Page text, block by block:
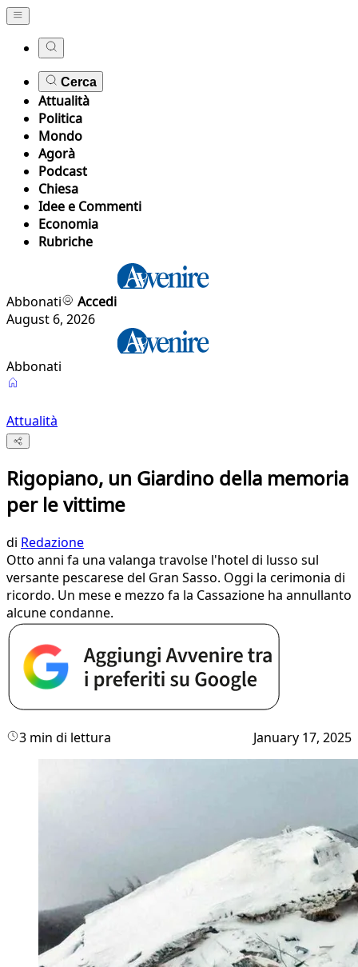
Cerca
Attualità
Politica
Mondo
Agorà
Podcast
Chiesa
Idee e Commenti
Economia
Rubriche
Abbonati
Accedi
August 6, 2026
Abbonati
Attualità
Rigopiano, un Giardino della memoria
per le vittime
di Redazione
Otto anni fa una valanga travolse l'hotel di lusso sul
versante pescarese del Gran Sasso. Oggi la cerimonia di
ricordo. Un mese e mezzo fa la Cassazione ha annullanto
alcune condanne.
3 min di lettura January 17, 2025